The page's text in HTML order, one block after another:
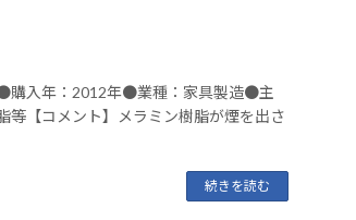
購入年：2012年●業種：家具製造●主
等【コメント】メラミン樹脂が煙を出さ
続きを読む